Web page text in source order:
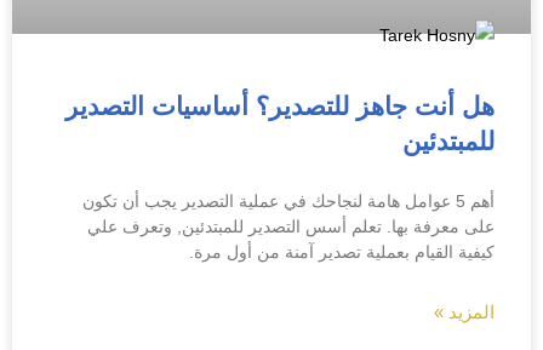
هل أنت جاهز للتصدير؟ أساسيات التصدير
للمبتدئين
أهم 5 عوامل هامة لنجاحك في عملية التصدير يجب أن تكون
على معرفة بها. تعلم أسس التصدير للمبتدئين, وتعرف علي
كيفية القيام بعملية تصدير آمنة من أول مرة.
المزيد »